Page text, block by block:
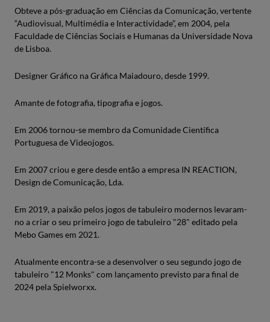
Obteve a pós-graduação em Ciências da Comunicação, vertente
“Audiovisual, Multimédia e Interactividade”, em 2004, pela
Faculdade de Ciências Sociais e Humanas da Universidade Nova
de Lisboa.
Designer Gráfico na Gráfica Maiadouro, desde 1999.
Amante de fotografia, tipografia e jogos.
Em 2006 tornou-se membro da Comunidade Científica
Portuguesa de Videojogos.
Em 2007 criou e gere desde então a empresa IN REACTION,
Design de Comunicação, Lda.
Em 2019, a paixão pelos jogos de tabuleiro modernos levaram-
no a criar o seu primeiro jogo de tabuleiro "28" editado pela
Mebo Games em 2021.
Atualmente encontra-se a desenvolver o seu segundo jogo de
tabuleiro "12 Monks" com lançamento previsto para final de
2024 pela Spielworxx.